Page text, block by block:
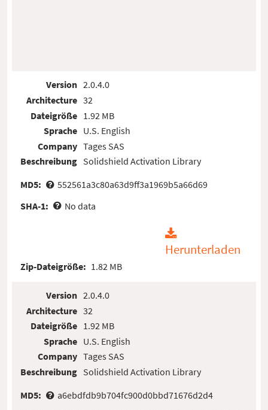
Version
Architecture
Dateigröße
Sprache
Company
Beschreibung
2.0.4.0
32
1.92 MB
U.S. English
Tages SAS
Solidshield Activation Library
MD5:
552561a3c80a63d9ff3a1969b5a66d69
SHA-1:
No data
Herunterladen
Zip-Dateigröße: 1.82 MB
Version
Architecture
Dateigröße
Sprache
Company
Beschreibung
2.0.4.0
32
1.92 MB
U.S. English
Tages SAS
Solidshield Activation Library
MD5:
a6ebdfdb9b704fc900d0bbd71676d2d4